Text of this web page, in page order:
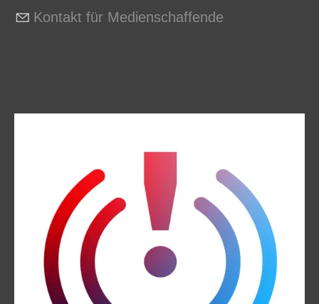
Kontakt für Medienschaffende